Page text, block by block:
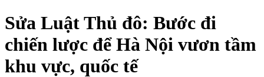
Sửa Luật Thủ đô: Bước đi
chiến lược để Hà Nội vươn tầm
khu vực, quốc tế